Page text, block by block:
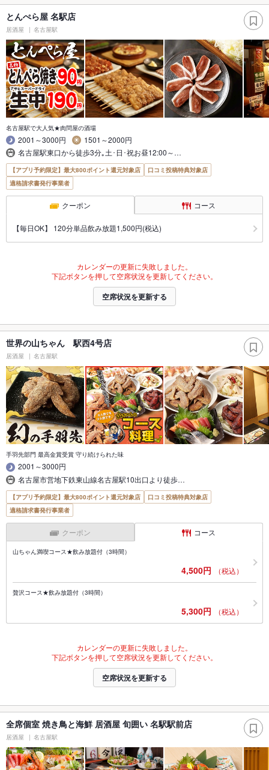
とんぺら屋 名駅店
居酒屋 名古屋駅
名古屋駅で大人気★肉問屋の酒場
2001～3000円
1501～2000円
名古屋駅東口から徒歩3分｡土･日･祝お昼12:00～…
【アプリ予約限定】最大800ポイント還元対象店
口コミ投稿特典対象店
適格請求書発行事業者
クーポン コース
【毎日OK】 120分単品飲み放題1,500円(税込)
カレンダーの更新に失敗しました。
下記ボタンを押して空席状況を更新してください。
空席状況を更新する
世界の山ちゃん 駅西4号店
居酒屋 名古屋駅
手羽先部門 最高金賞受賞 守り続けられた味
2001～3000円
名古屋市営地下鉄東山線名古屋駅10出口より徒歩…
【アプリ予約限定】最大800ポイント還元対象店
口コミ投稿特典対象店
適格請求書発行事業者
クーポン コース
山ちゃん満喫コース★飲み放題付（3時間）
4,500円 （税込）
贅沢コース★飲み放題付（3時間）
5,300円 （税込）
カレンダーの更新に失敗しました。
下記ボタンを押して空席状況を更新してください。
空席状況を更新する
全席個室 焼き鳥と海鮮 居酒屋 旬囲い 名駅駅前店
居酒屋 名古屋駅